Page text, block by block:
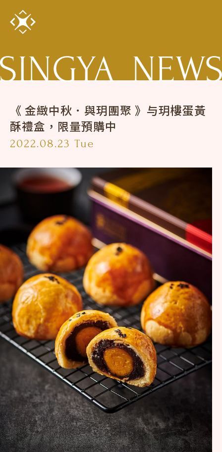
《 金緻中秋．與玥團聚 》与玥樓蛋黃
酥禮盒，限量預購中
2022.08.23 Tue